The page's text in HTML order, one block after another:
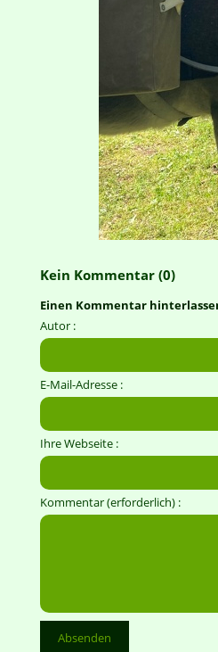
Kein Kommentar (0)
Einen Kommentar
Autor :
E-Mail-Adresse :
Ihre Webseite :
Kommentar (erforderlich) :